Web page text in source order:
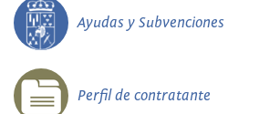
Ayudas y Subvenciones
Perfil de contratante